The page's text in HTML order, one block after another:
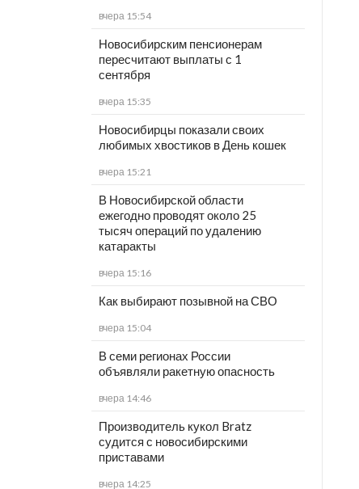
вчера 15:54
Новосибирским пенсионерам
пересчитают выплаты с 1
сентября
вчера 15:35
Новосибирцы показали своих
любимых хвостиков в День кошек
вчера 15:21
В Новосибирской области
ежегодно проводят около 25
тысяч операций по удалению
катаракты
вчера 15:16
Как выбирают позывной на СВО
вчера 15:04
В семи регионах России
объявляли ракетную опасность
вчера 14:46
Производитель кукол Bratz
судится с новосибирскими
приставами
вчера 14:25